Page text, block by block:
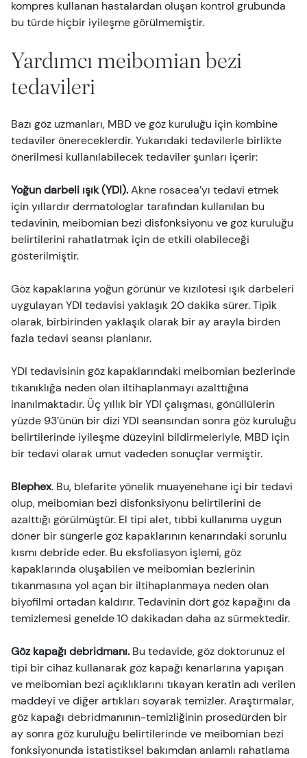
kompres kullanan hastalardan oluşan kontrol grubunda
bu türde hiçbir iyileşme görülmemiştir.
Yardımcı meibomian bezi
tedavileri
Bazı göz uzmanları, MBD ve göz kuruluğu için kombine
tedaviler önereceklerdir. Yukarıdaki tedavilerle birlikte
önerilmesi kullanılabilecek tedaviler şunları içerir:
Yoğun darbeli ışık (YDI).Akne rosacea’yı tedavi etmek
için yıllardır dermatologlar tarafından kullanılan bu
tedavinin, meibomian bezi disfonksiyonu ve göz kuruluğu
belirtilerini rahatlatmak için de etkili olabileceği
gösterilmiştir.
Göz kapaklarına yoğun görünür ve kızılötesi ışık darbeleri
uygulayan YDI tedavisi yaklaşık 20 dakika sürer. Tipik
olarak, birbirinden yaklaşık olarak bir ay arayla birden
fazla tedavi seansı planlanır.
YDI tedavisinin göz kapaklarındaki meibomian bezlerinde
tıkanıklığa neden olan iltihaplanmayı azalttığına
inanılmaktadır. Üç yıllık bir YDI çalışması, gönüllülerin
yüzde 93’ünün bir dizi YDI seansından sonra göz kuruluğu
belirtilerinde iyileşme düzeyini bildirmeleriyle, MBD için
bir tedavi olarak umut vadeden sonuçlar vermiştir.
Blephex. Bu, blefarite yönelik muayenehane içi bir tedavi
olup, meibomian bezi disfonksiyonu belirtilerini de
azalttığı görülmüştür. El tipi alet, tıbbi kullanıma uygun
döner bir süngerle göz kapaklarının kenarındaki sorunlu
kısmı debride eder. Bu eksfoliasyon işlemi, göz
kapaklarında oluşabilen ve meibomian bezlerinin
tıkanmasına yol açan bir iltihaplanmaya neden olan
biyofilmi ortadan kaldırır. Tedavinin dört göz kapağını da
temizlemesi genelde 10 dakikadan daha az sürmektedir.
Göz kapağı debridmanı. Bu tedavide, göz doktorunuz el
tipi bir cihaz kullanarak göz kapağı kenarlarına yapışan
ve meibomian bezi açıklıklarını tıkayan keratin adı verilen
maddeyi ve diğer artıkları soyarak temizler. Araştırmalar,
göz kapağı debridmanının-temizliğinin prosedürden bir
ay sonra göz kuruluğu belirtilerinde ve meibomian bezi
fonksiyonunda istatistiksel bakımdan anlamlı rahatlama